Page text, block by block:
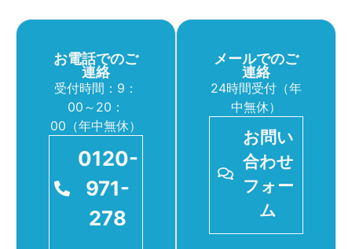
お電話でのご
連絡
受付時間：9：
00～20：
00（年中無休）
0120-
971-
278
メールでのご
連絡
24時間受付（年
中無休）
お問い
合わせ
フォー
ム